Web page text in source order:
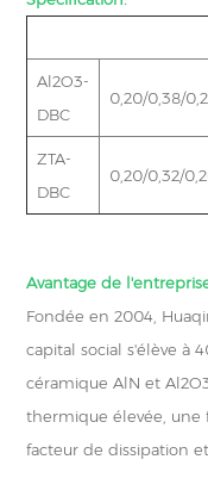
Al2O3-
DBC
0,20/0,38/
ZTA-
DBC
0,20/0,32/
Avantage de
Fondée en 2004,
capital social s'élève à
céramique AlN et
thermique élevée, une
facteur de dissipation